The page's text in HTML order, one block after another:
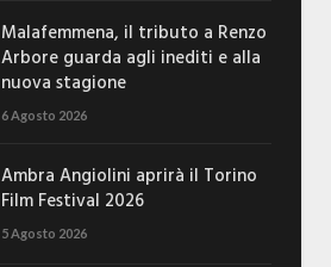
Malafemmena, il tributo a Renzo
Arbore guarda agli inediti e alla
nuova stagione
6 Agosto 2026
Ambra Angiolini aprirà il Torino
Film Festival 2026
5 Agosto 2026